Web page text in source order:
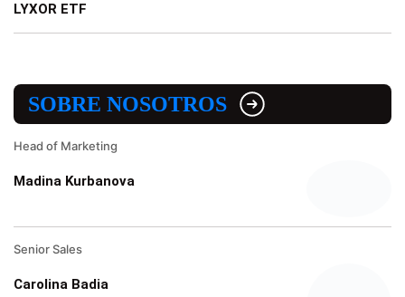
LYXOR ETF
SOBRE NOSOTROS
Head of Marketing
Madina Kurbanova
Senior Sales
Carolina Badia